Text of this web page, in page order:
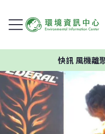
風機離聚落